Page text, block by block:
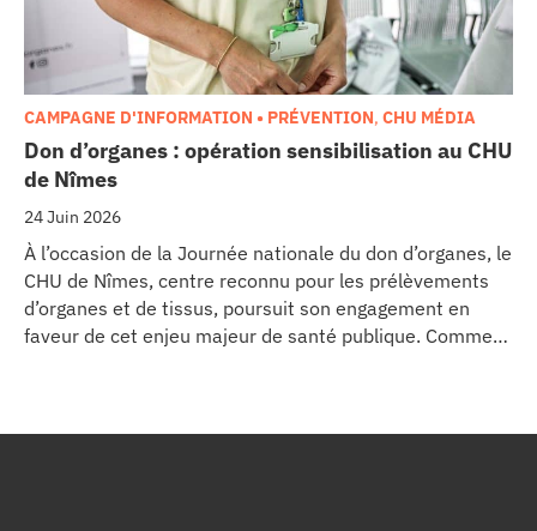
Don d’organes : opération sensibilisation au CHU
de Nîmes
24 Juin 2026
CAMPAGNE D'INFORMATION • PRÉVENTION, CHU MÉDIA
À l’occasion de la Journée nationale du don d’organes, le
CHU de Nîmes, centre reconnu pour les prélèvements
d’organes et de tissus, poursuit son engagement en
faveur de cet enjeu majeur de santé publique. Comme